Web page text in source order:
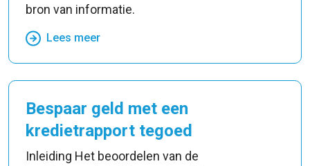
bron van informatie.
Lees meer
Bespaar geld met een
kredietrapport tegoed
Inleiding Het beoordelen van de